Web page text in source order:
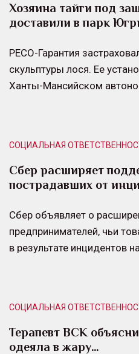
Хозяина тайги под
доставили в парк
РЕСО-Гарантия
скульптуры лося. Ее
Ханты-Мансийском
СОЦИАЛЬНАЯ
Сбер расширяет
пострадавших от
Сбер объявляет о
предпринимателей, чьи
в результате инцидентов
СОЦИАЛЬНАЯ
Терапевт ВСК
одеяла в жару…